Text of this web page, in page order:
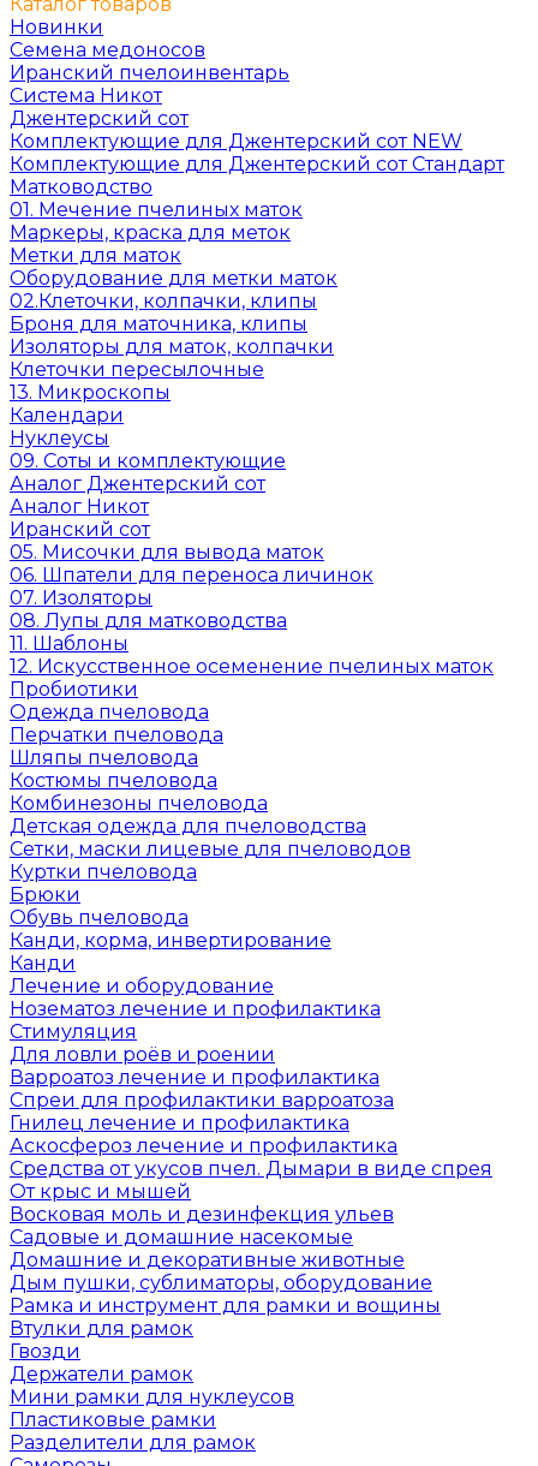
Новинки
Семена медоносов
Иранский пчелоинвентарь
Система Никот
Джентерский сот
Комплектующие для Джентерский сот NEW
Комплектующие для Джентерский сот Стандарт
Матководство
01. Мечение пчелиных маток
Маркеры, краска для меток
Метки для маток
Оборудование для метки маток
02.Клеточки, колпачки, клипы
Броня для маточника, клипы
Изоляторы для маток, колпачки
Клеточки пересылочные
13. Микроскопы
Календари
Нуклеусы
09. Соты и комплектующие
Аналог Джентерский сот
Аналог Никот
Иранский сот
05. Мисочки для вывода маток
06. Шпатели для переноса личинок
07. Изоляторы
08. Лупы для матководства
11. Шаблоны
12. Искусственное осеменение пчелиных маток
Пробиотики
Одежда пчеловода
Перчатки пчеловода
Шляпы пчеловода
Костюмы пчеловода
Комбинезоны пчеловода
Детская одежда для пчеловодства
Сетки, маски лицевые для пчеловодов
Куртки пчеловода
Брюки
Обувь пчеловода
Канди, корма, инвертирование
Канди
Лечение и оборудование
Нозематоз лечение и профилактика
Стимуляция
Для ловли роёв и роении
Варроатоз лечение и профилактика
Спреи для профилактики варроатоза
Гнилец лечение и профилактика
Аскосфероз лечение и профилактика
Средства от укусов пчел. Дымари в виде спрея
От крыс и мышей
Восковая моль и дезинфекция ульев
Садовые и домашние насекомые
Домашние и декоративные животные
Дым пушки, сублиматоры, оборудование
Рамка и инструмент для рамки и вощины
Втулки для рамок
Гвозди
Держатели рамок
Мини рамки для нуклеусов
Пластиковые рамки
Разделители для рамок